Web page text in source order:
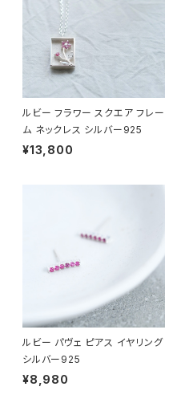
ルビー フラワー スクエア フレー
ム ネックレス シルバー925
¥13,800
ルビー パヴェ ピアス イヤリング
シルバー925
¥8,980